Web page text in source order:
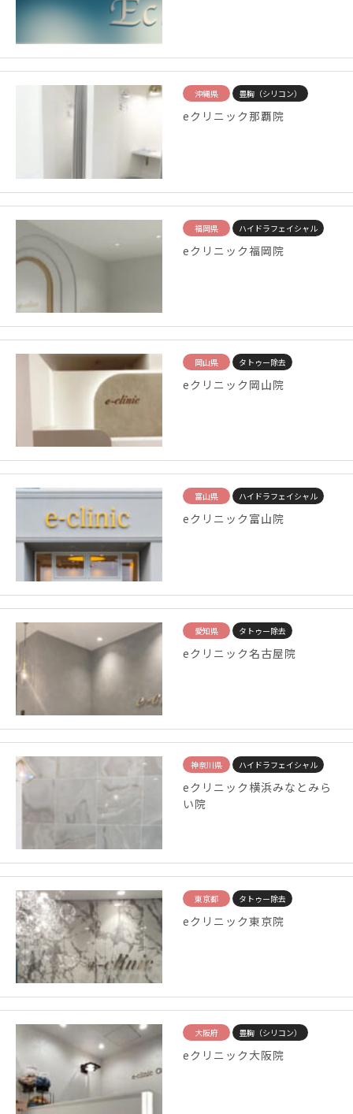
沖縄県 豊胸（シリコン）
eクリニック那覇院
福岡県 ハイドラフェイシャル
eクリニック福岡院
岡山県 タトゥー除去
eクリニック岡山院
富山県 ハイドラフェイシャル
eクリニック富山院
愛知県 タトゥー除去
eクリニック名古屋院
神奈川県 ハイドラフェイシャル
eクリニック横浜みなとみら
い院
東京都 タトゥー除去
eクリニック東京院
大阪府 豊胸（シリコン）
eクリニック大阪院